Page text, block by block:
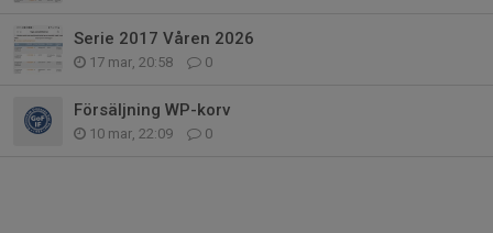
Serie 2017 Våren 2026
17 mar, 20:58 0
Försäljning WP-korv
10 mar, 22:09 0